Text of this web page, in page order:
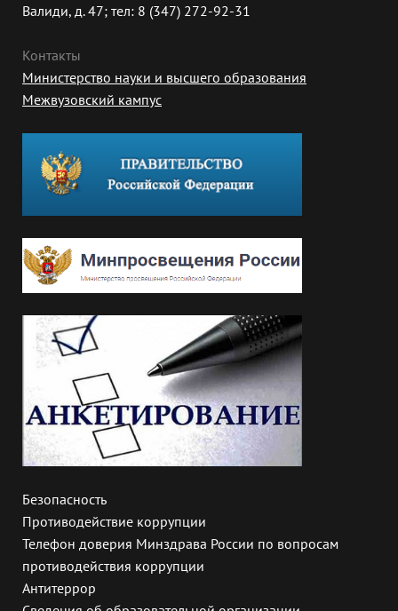
Валиди, д. 47; тел: 8 (347) 272-92-31
Контакты
Министерство науки и высшего образования
Межвузовский кампус
Безопасность
Противодействие коррупции
Телефон доверия Минздрава России по вопросам
противодействия коррупции
Антитеррор